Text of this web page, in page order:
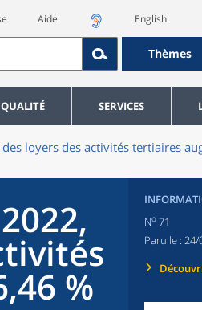
Aide English
Thèmes
SERVICES
loyers des activités tertiaires
%
No 71
Paru le : 24/